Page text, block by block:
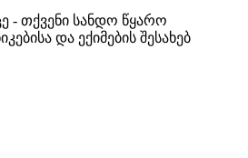
- თქვენი სანდო წყარო
და ექიმების შესახებ